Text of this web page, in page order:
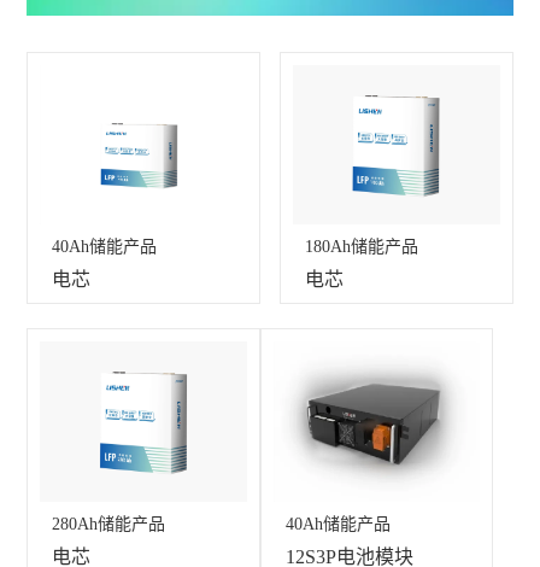
40Ah储能产品
电芯
180Ah储能产品
电芯
280Ah储能产品
电芯
40Ah储能产品
12S3P电池模块